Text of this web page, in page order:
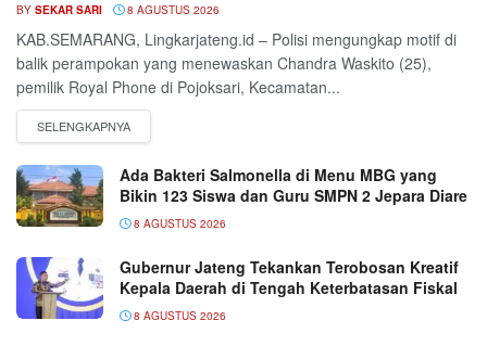
BY SEKAR SARI 8 AGUSTUS 2026
KAB.SEMARANG, Lingkarjateng.id – Polisi mengungkap motif di
balik perampokan yang menewaskan Chandra Waskito (25),
pemilik Royal Phone di Pojoksari, Kecamatan...
Ada Bakteri Salmonella di Menu MBG yang
Bikin 123 Siswa dan Guru SMPN 2 Jepara Diare
8 AGUSTUS 2026
Gubernur Jateng Tekankan Terobosan Kreatif
Kepala Daerah di Tengah Keterbatasan Fiskal
8 AGUSTUS 2026